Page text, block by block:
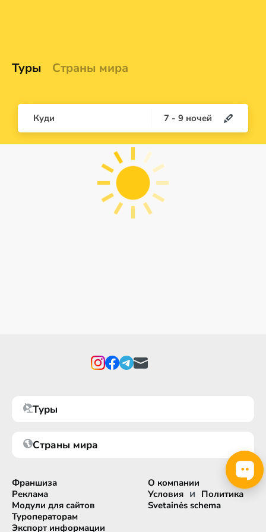
Туры Страны мира
Куди 7 - 9 ночей
Туры
Страны мира
Франшиза
Реклама
Модули для сайтов
Туроператорам
Экспорт информации
О компании
Условия и Политика
Svetainės schema